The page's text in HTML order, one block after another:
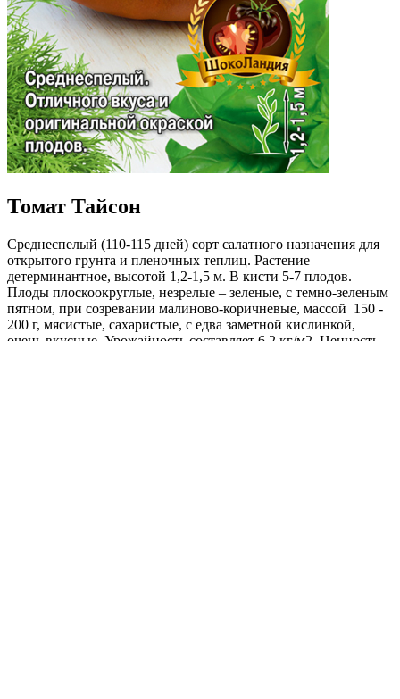
Томат Тайсон
Среднеспелый (110-115 дней) сорт салатного назначения для
открытого грунта и пленочных теплиц. Растение
детерминантное, высотой 1,2-1,5 м. В кисти 5-7 плодов.
Плоды плоскоокруглые, незрелые – зеленые, с темно-зеленым
пятном, при созревании малиново-коричневые, массой 150 -
200 г, мясистые, сахаристые, с едва заметной кислинкой,
очень вкусные. Урожайность составляет 6,2 кг/м2. Ценность